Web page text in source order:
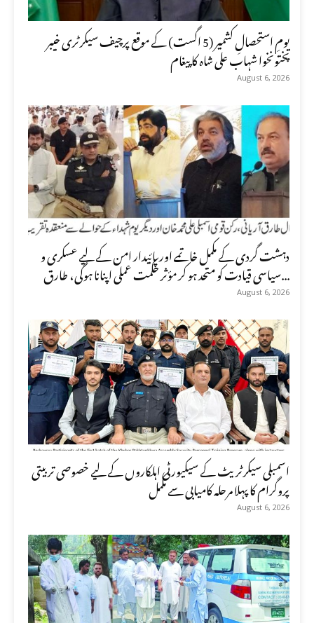
یومِ استحصالِ کشمیر (5 اگست) کے موقع پرچیف سیکرٹری خیبر
پختونخوا شہاب علی شاہ کا پیغام
August 6, 2026
دہشت گردی کے مکمل خاتمے اور پائیدار امن کے لیے عسکری و
سیاسی قیادت کو متحد ہو کر مؤثر حکمت عملی اپنانا ہوگی، طارق...
August 6, 2026
اسمبلی سیکرٹریٹ کے سیکیورٹی اہلکاروں کے لیے خصوصی تربیتی
پروگرام کا پہلا مرحلہ کامیابی سے مکمل
August 6, 2026